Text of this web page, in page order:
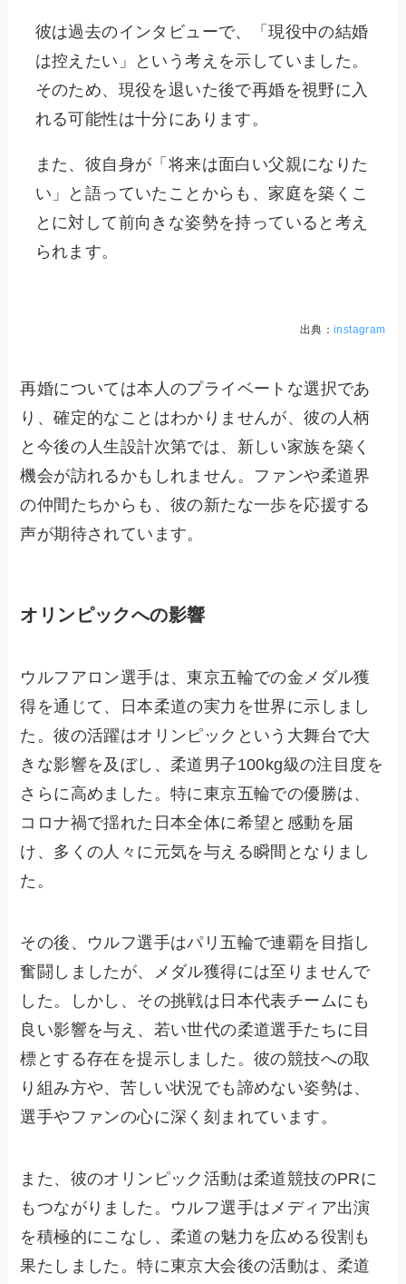
彼は過去のインタビューで、「現役中の結婚
は控えたい」という考えを示していました。
そのため、現役を退いた後で再婚を視野に入
れる可能性は十分にあります。
また、彼自身が「将来は面白い父親になりた
い」と語っていたことからも、家庭を築くこ
とに対して前向きな姿勢を持っていると考え
られます。
出典： instagram
再婚については本人のプライベートな選択であ
り、確定的なことはわかりませんが、彼の人柄
と今後の人生設計次第では、新しい家族を築く
機会が訪れるかもしれません。ファンや柔道界
の仲間たちからも、彼の新たな一歩を応援する
声が期待されています。
オリンピックへの影響
ウルフアロン選手は、東京五輪での金メダル獲
得を通じて、日本柔道の実力を世界に示しまし
た。彼の活躍はオリンピックという大舞台で大
きな影響を及ぼし、柔道男子100kg級の注目度を
さらに高めました。特に東京五輪での優勝は、
コロナ禍で揺れた日本全体に希望と感動を届
け、多くの人々に元気を与える瞬間となりまし
た。
その後、ウルフ選手はパリ五輪で連覇を目指し
奮闘しましたが、メダル獲得には至りませんで
した。しかし、その挑戦は日本代表チームにも
良い影響を与え、若い世代の柔道選手たちに目
標とする存在を提示しました。彼の競技への取
り組み方や、苦しい状況でも諦めない姿勢は、
選手やファンの心に深く刻まれています。
また、彼のオリンピック活動は柔道競技のPRに
もつながりました。ウルフ選手はメディア出演
を積極的にこなし、柔道の魅力を広める役割も
果たしました。特に東京大会後の活動は、柔道